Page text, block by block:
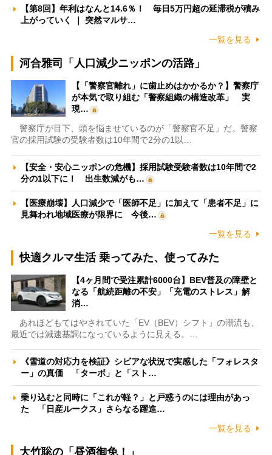
【第8回】年利はなんと14.6％！ 毎日5万円超の延滞税が積み
上がっていく ｜ 突然マルサ…
一覧を見る
河合雅司「人口減少ニッポンの活路」
【「警察官離れ」に歯止めはかかるか？】警察庁
が本気で取り組む「警察組織の構造改革」 実
現…
警察庁が目下、頭を悩ませているのが「警察官不足」だ。警察
官の採用試験の受験者数は10年間で2分の1以…
【安全・安心ニッポンの危機】採用試験受験者数は10年間で2
分の1以下に！ 出生数減がも…
【医療崩壊】人口減少で「医師不足」に加えて「患者不足」に
見舞われ地域医療が限界に 今後…
一覧を見る
快適クルマ生活 乗ってみた、使ってみた
【4ヶ月間で受注累計6000台】BEV普及の障壁と
なる「航続距離の不安」「充電のストレス」解
消…
あれほどもてはやされていた「EV（BEV）シフト」の潮流も、
最近では減速基調になっているように見える。…
《雪道の対応力を検証》シビアな状況で実感した「フォレスタ
ー」の真価 「ターボ」と「スト…
乗り込むと同時に「これが軽？」と戸惑うのには理由があっ
た 「日産ルークス」さらなる躍進…
一覧を見る
大竹聡の「昼酒御免！」